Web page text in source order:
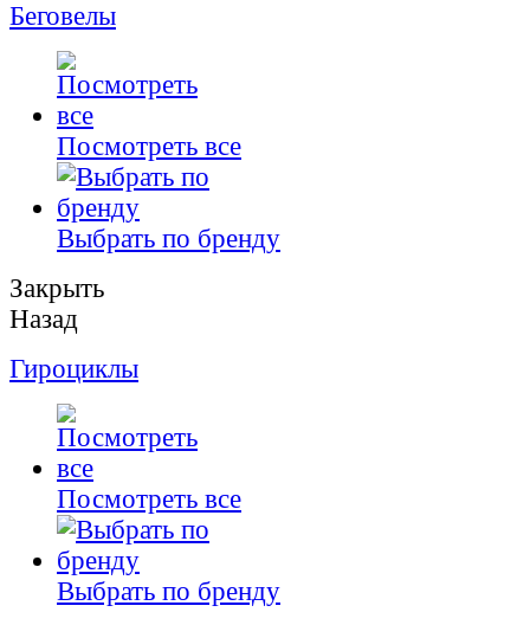
Беговелы
Посмотреть все
Выбрать по бренду
Закрыть
Назад
Гироциклы
Посмотреть все
Выбрать по бренду